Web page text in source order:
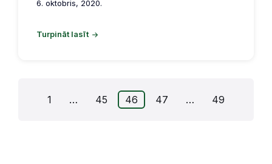
6. oktobris, 2020.
Turpināt lasīt
Ziņu
1 … 45 46 47 … 49